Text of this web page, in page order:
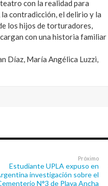
con la realidad para
contradicción, el delirio y la
los hijos de torturadores,
con una historia familiar
Díaz, María Angélica Luzzi,
Próximo
Estudiante UPLA expuso en
investigación sobre el
N°3 de Playa Ancha